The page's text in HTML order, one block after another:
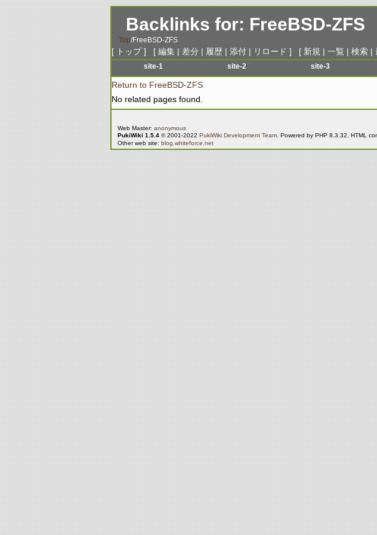
Backlinks for: FreeBSD-ZFS
Top/FreeBSD-ZFS
[ トップ] [ 編集 | 差分 | 履歴 | 添付 | リロード ] [ 新規 | 一覧 | 検索 |
site-1
menu-1
menu-2
menu-3
menu-4
menu-5
menu-6
site-2
menu-1
menu-2
menu-3
menu-5
menu-6
site-3
menu-3
menu-5
menu-6
Return to FreeBSD-ZFS
No related pages found.
Web Master: anonymous
PukiWiki 1.5.4 © 2001-2022 PukiWiki Development Team. Powered by PHP 8.3.32. HTML
Other web site: blog.whiteforce.net